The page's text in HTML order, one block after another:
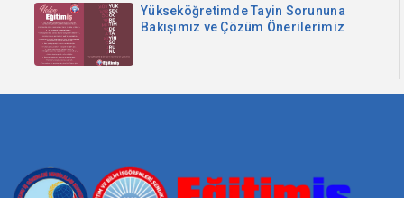
Yükseköğretimde Tayin Sorununa
Bakışımız ve Çözüm Önerilerimiz